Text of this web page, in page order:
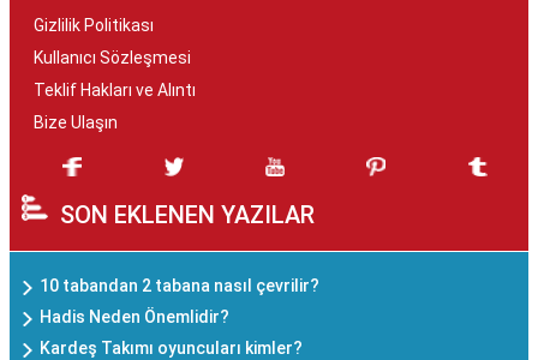
Gizlilik Politikası
Kullanıcı Sözleşmesi
Teklif Hakları ve Alıntı
Bize Ulaşın
SON EKLENEN YAZILAR
10 tabandan 2 tabana nasıl çevrilir?
Hadis Neden Önemlidir?
Kardeş Takımı oyuncuları kimler?